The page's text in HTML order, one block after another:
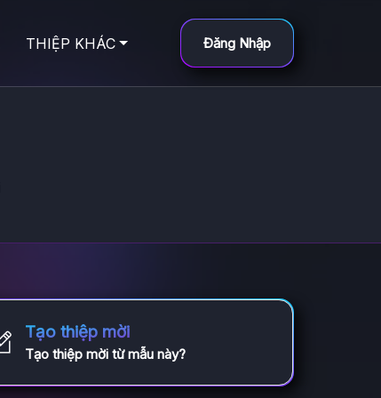
THIỆP KHÁC Đăng Nhập
Tạo thiệp mời
Tạo thiệp mời từ mẫu này?